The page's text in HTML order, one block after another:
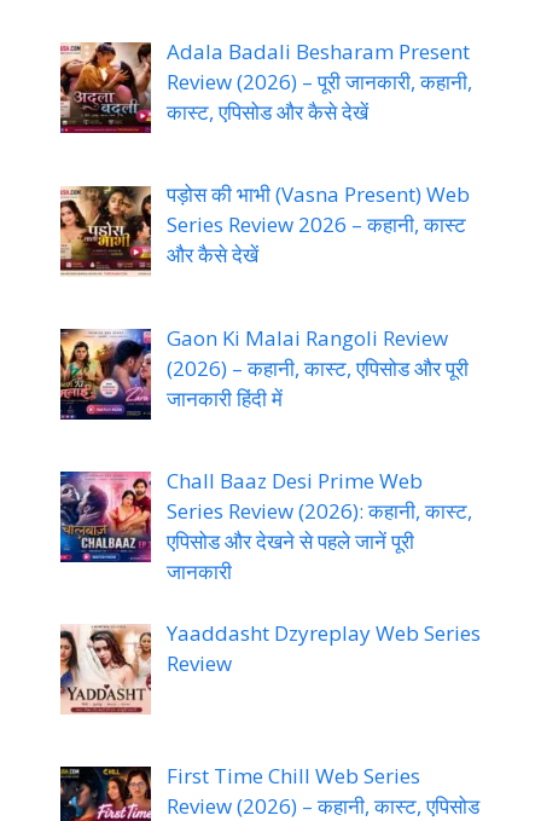
Adala Badali Besharam Present
Review (2026) – पूरी जानकारी, कहानी,
कास्ट, एपिसोड और कैसे देखें
पड़ोस की भाभी (Vasna Present) Web
Series Review 2026 – कहानी, कास्ट
और कैसे देखें
Gaon Ki Malai Rangoli Review
(2026) – कहानी, कास्ट, एपिसोड और पूरी
जानकारी हिंदी में
Chall Baaz Desi Prime Web
Series Review (2026): कहानी, कास्ट,
एपिसोड और देखने से पहले जानें पूरी
जानकारी
Yaaddasht Dzyreplay Web Series
Review
First Time Chill Web Series
Review (2026) – कहानी, कास्ट, एपिसोड